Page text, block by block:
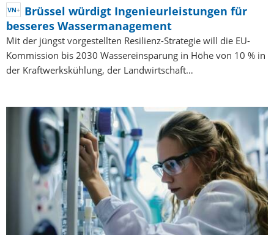
Brüssel würdigt Ingenieurleistungen für
besseres Wassermanagement
Mit der jüngst vorgestellten Resilienz-Strategie will die EU-
Kommission bis 2030 Wassereinsparung in Höhe von 10 % in
der Kraftwerkskühlung, der Landwirtschaft…